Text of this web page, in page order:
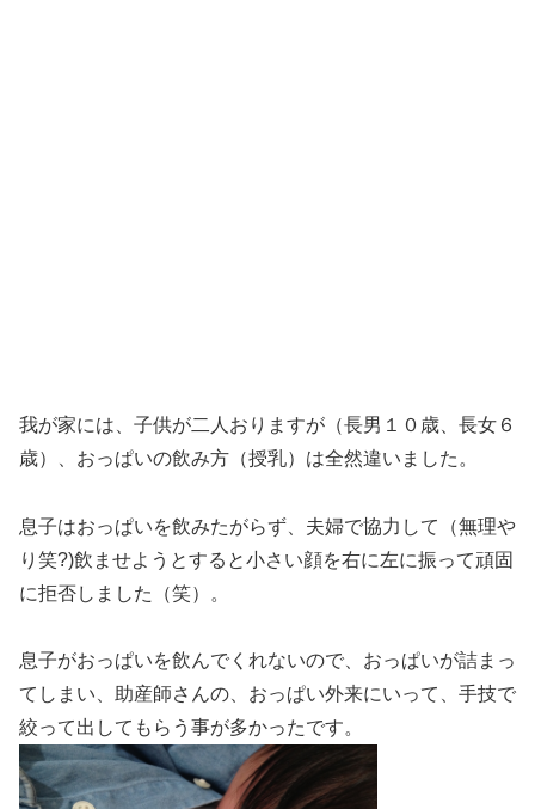
我が家には、子供が二人おりますが（長男１０歳、長女６
歳）、おっぱいの飲み方（授乳）は全然違いました。
息子はおっぱいを飲みたがらず、夫婦で協力して（無理や
り笑?)飲ませようとすると小さい顔を右に左に振って頑固
に拒否しました（笑）。
息子がおっぱいを飲んでくれないので、おっぱいが詰まっ
てしまい、助産師さんの、おっぱい外来にいって、手技で
絞って出してもらう事が多かったです。